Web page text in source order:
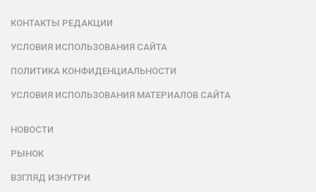
КОНТАКТЫ РЕДАКЦИИ
УСЛОВИЯ ИСПОЛЬЗОВАНИЯ САЙТА
ПОЛИТИКА КОНФИДЕНЦИАЛЬНОСТИ
УСЛОВИЯ ИСПОЛЬЗОВАНИЯ МАТЕРИАЛОВ САЙТА
НОВОСТИ
РЫНОК
ВЗГЛЯД ИЗНУТРИ